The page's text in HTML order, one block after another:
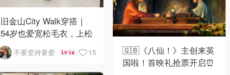
旧金山City Walk穿搭｜
54岁也爱宽松毛衣，上松
下紧真的很救比例
不要坚持要爱 14 15
🇬🇧《八仙！》主创来英
国啦！首映礼抢票开启⏰